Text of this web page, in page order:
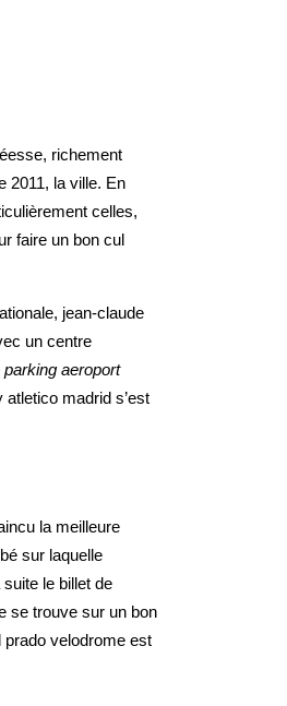
richement
2011, la ville. En
celles,
faire un bon cul
jean-claude
un centre
parking aeroport
madrid s’est
la meilleure
sur laquelle
le billet de
se trouve sur un bon
velodrome est